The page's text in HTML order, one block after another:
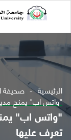
الرئيسية صحيفة
"واتس اب" يمنح
"واتس اب"
تعرف عليها